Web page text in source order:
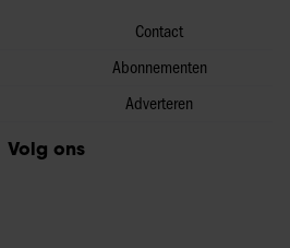
Contact
Abonnementen
Adverteren
Volg ons